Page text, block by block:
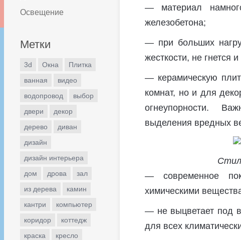
Освещение
Метки
3d Окна
Плитка
ванная
видео
водопровод
выбор
двери
декор
дерево
диван
дизайн
дизайн интерьера
дом
дрова
зал
из дерева
камин
кантри
компьютер
коридор
коттедж
краска
кресло
— материал
железобетона;
— при больших
жесткости, не гнется
— керамическую
комнат, но и для
огнеупорности.
выделения вредных
— современное
химическими
— не выцветает под
для всех